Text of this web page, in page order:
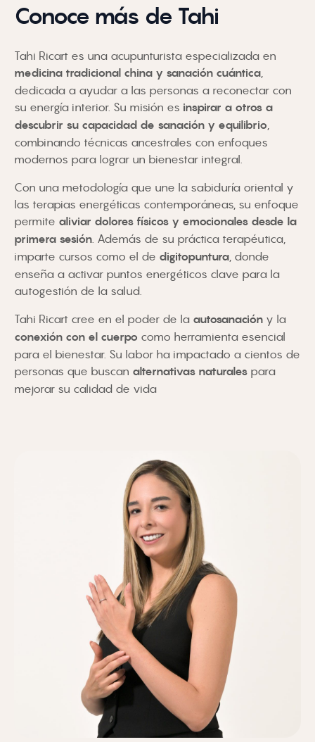
Conoce más de Tahi
Tahi Ricart es una acupunturista especializada en
medicina tradicional china y sanación cuántica,
dedicada a ayudar a las personas a reconectar con
su energía interior. Su misión es inspirar a otros a
descubrir su capacidad de sanación y equilibrio,
combinando técnicas ancestrales con enfoques
modernos para lograr un bienestar integral.
Con una metodología que une la sabiduría oriental y
las terapias energéticas contemporáneas, su enfoque
permite aliviar dolores físicos y emocionales desde la
primera sesión. Además de su práctica terapéutica,
imparte cursos como el de digitopuntura, donde
enseña a activar puntos energéticos clave para la
autogestión de la salud.
Tahi Ricart cree en el poder de la autosanación y la
conexión con el cuerpo como herramienta esencial
para el bienestar. Su labor ha impactado a cientos de
personas que buscan alternativas naturales para
mejorar su calidad de vida